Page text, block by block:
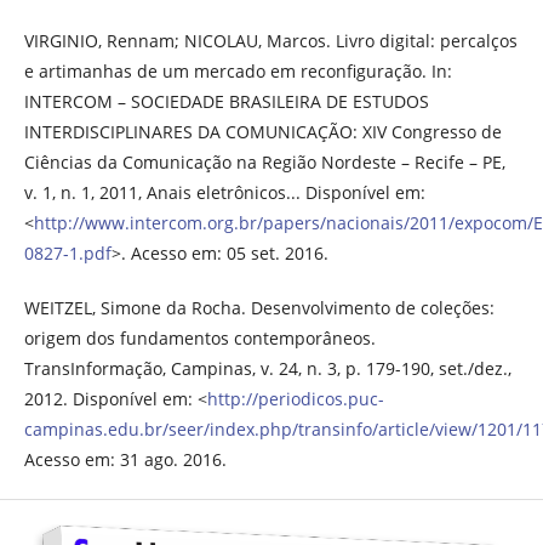
VIRGINIO, Rennam; NICOLAU, Marcos. Livro digital: percalços
e artimanhas de um mercado em reconfiguração. In:
INTERCOM – SOCIEDADE BRASILEIRA DE ESTUDOS
INTERDISCIPLINARES DA COMUNICAÇÃO: XIV Congresso de
Ciências da Comunicação na Região Nordeste – Recife – PE,
v. 1, n. 1, 2011, Anais eletrônicos... Disponível em:
<http://www.intercom.org.br/papers/nacionais/2011/expocom/
0827-1.pdf>. Acesso em: 05 set. 2016.
WEITZEL, Simone da Rocha. Desenvolvimento de coleções:
origem dos fundamentos contemporâneos.
TransInformação, Campinas, v. 24, n. 3, p. 179-190, set./dez.,
2012. Disponível em: <http://periodicos.puc-
campinas.edu.br/seer/index.php/transinfo/article/view/1201/
Acesso em: 31 ago. 2016.